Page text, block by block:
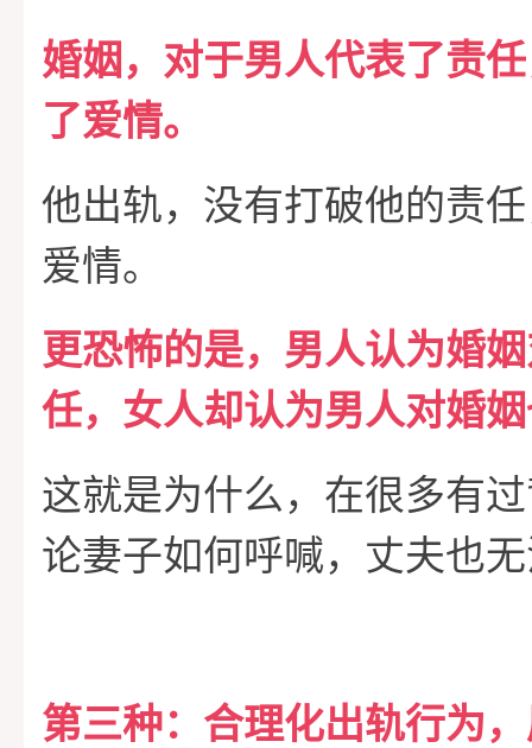
婚姻，对于男人代表了责
了爱情。
他出轨，没有打破他的责
爱情。
更恐怖的是，男人认为婚
任，女人却认为男人对婚
这就是为什么，在很多有
论妻子如何呼喊，丈夫也
第三种：合理化出轨行为